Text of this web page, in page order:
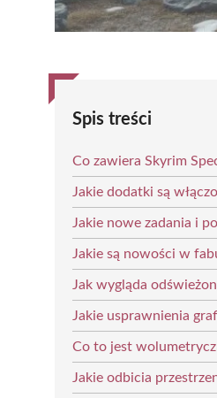
Spis treści
Co zawiera Skyrim
Jakie dodatki są
Jakie nowe zadania i
Jakie są nowości w
Jak wygląda
Jakie usprawnienia
Co to jest
Jakie odbicia